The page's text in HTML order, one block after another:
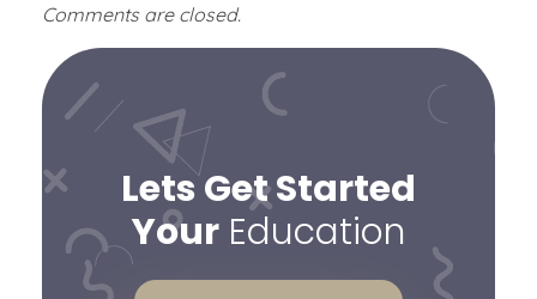
Comments are closed.
Lets Get Started
Your Education